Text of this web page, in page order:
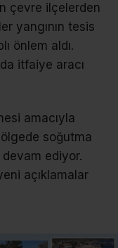
çevre ilçelerden
yangının tesis
önlem aldı.
itfaiye aracı
amacıyla
soğutma
devam ediyor.
açıklamalar